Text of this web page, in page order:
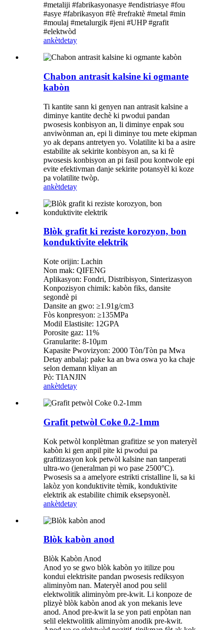
#metaliji #fabrikasyonasye #endistriasye #fou
#asye #fabrikasyon #fè #refraktè #metal #min
#moulaj #metalurgik #jeni #UHP #grafit
#elektwòd
ankètdetay
Chabon antrasit kalsine ki ogmante
kabòn
Ti kantite sann ki genyen nan antrasit kalsine a
diminye kantite dechè ki pwodui pandan
pwosesis konbisyon an, li diminye enpak sou
anviwònman an, epi li diminye tou mete ekipman
yo ak depans antretyen yo. Volatilite ki ba a asire
estabilite ak sekirite konbisyon an, sa ki fè
pwosesis konbisyon an pi fasil pou kontwole epi
evite efektivman danje sekirite potansyèl ki koze
pa volatilite twòp.
ankètdetay
Blòk grafit ki reziste korozyon, bon
konduktivite elektrik
Kote orijin: Lachin
Non mak: QIFENG
Aplikasyon: Fondri, Distribisyon, Sinterizasyon
Konpozisyon chimik: kabòn fiks, dansite
segondè pi
Dansite an gwo: ≥1.91g/cm3
Fòs konpresyon: ≥135MPa
Modil Elastisite: 12GPA
Porosite gaz: 11%
Granularite: 8-10μm
Kapasite Pwovizyon: 2000 Tòn/Tòn pa Mwa
Detay anbalaj: pake ka an bwa oswa yo ka chaje
selon demann kliyan an
Pò: TIANJIN
ankètdetay
Grafit petwòl Coke 0.2-1mm
Kok petwòl konplètman grafitize se yon materyèl
kabòn ki gen anpil pite ki pwodui pa
grafitizasyon kok petwòl kalsine nan tanperati
ultra-wo (jeneralman pi wo pase 2500°C).
Pwosesis sa a amelyore estrikti cristalline li, sa ki
lakòz yon konduktivite tèmik, konduktivite
elektrik ak estabilite chimik eksepsyonèl.
ankètdetay
Blòk kabòn anod
Blòk Kabòn Anod
Anod yo se gwo blòk kabòn yo itilize pou
kondui elektrisite pandan pwosesis rediksyon
aliminyòm nan. Materyèl anod pou selil
elektwolitik aliminyòm pre-kwit. Li konpoze de
plizyè blòk kabòn anod ak yon mekanis leve
anod. Anod pre-kwit la se yon pati enpòtan nan
selil elektwolitik aliminyòm anodik pre-kwit.